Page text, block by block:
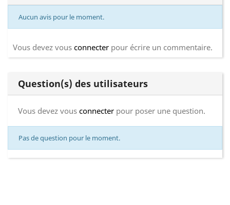
Aucun avis pour le moment.
Vous devez vous connecter pour écrire un commentaire.
Question(s) des utilisateurs
Vous devez vous connecter pour poser une question.
Pas de question pour le moment.